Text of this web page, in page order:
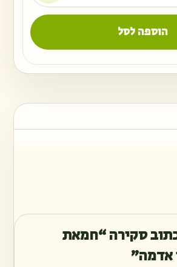
הוספה לסל
סקירה “חמאת
אדמה”